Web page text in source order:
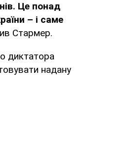
Це понад
– і саме
Стармер.
диктатора
надану